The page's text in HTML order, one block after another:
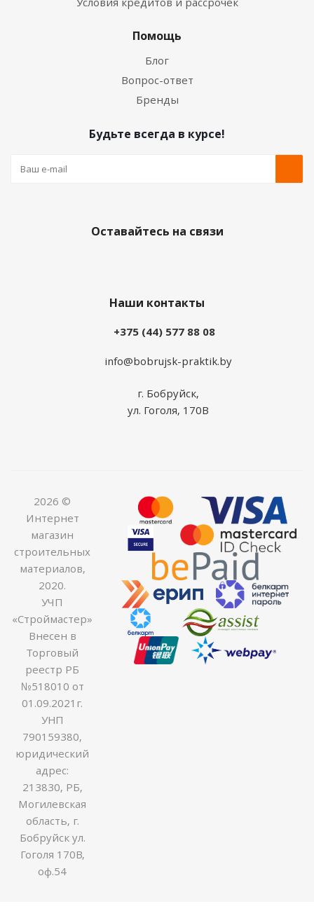
Помощь
Блог
Вопрос-ответ
Бренды
Будьте всегда в курсе!
Оставайтесь на связи
Наши контакты
+375 (44) 577 88 08
info@bobrujsk-praktik.by
г. Бобруйск,
ул. Гоголя, 170В
2026 ©
Интернет
магазин
строительных
материалов,
2020.
УЧП
«Строймастер»
Внесен в
Торговый
реестр РБ
№518010 от
01.09.2021г.
УНП
790159380,
юридический
адрес:
213830, РБ,
Могилевская
область, г.
Бобруйск ул.
Гоголя 170В,
оф.54